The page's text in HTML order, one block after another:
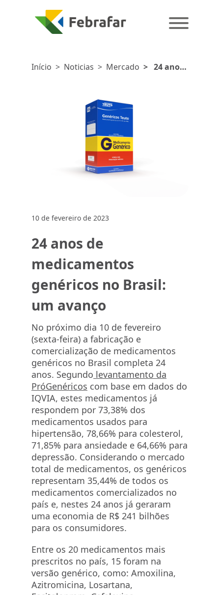
Início > Noticias > Mercado > 24 anos
10 de fevereiro de 2023
24 anos de
medicamentos
genéricos no Brasil:
um avanço
No próximo dia 10 de fevereiro
(sexta-feira) a fabricação e
comercialização de medicamentos
genéricos no Brasil completa 24
anos. Segundo levantamento da
PróGenéricos com base em dados do
IQVIA, estes medicamentos já
respondem por 73,38% dos
medicamentos usados para
hipertensão, 78,66% para colesterol,
71,85% para ansiedade e 64,66% para
depressão. Considerando o mercado
total de medicamentos, os genéricos
representam 35,44% de todos os
medicamentos comercializados no
país e, nestes 24 anos já geraram
uma economia de R$ 241 bilhões
para os consumidores.
Entre os 20 medicamentos mais
prescritos no país, 15 foram na
versão genérico, como: Amoxilina,
Azitromicina, Losartana,